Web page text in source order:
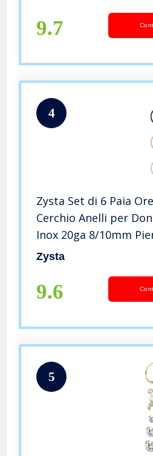
8mm
9.7
4
Zysta Set di 6 Paia
Cerchio Anelli per
Inox 20ga 8/10mm
Naso Labbro Trago
#1
Zysta
9.6
5